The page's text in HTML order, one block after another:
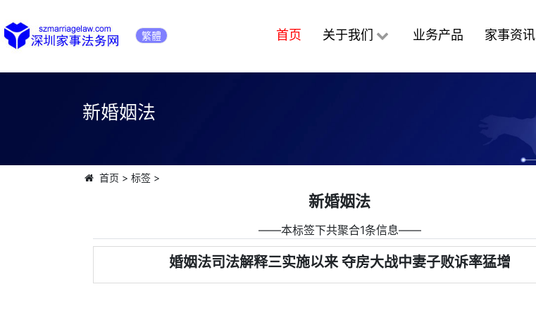
繁體 首页 关于我们 业务产品 家事资讯
新婚姻法
首页 > 标签>
新婚姻法
――本标签下共聚合1条信息――
婚姻法司法解释三实施以来 夺房大战中妻子败诉率猛增